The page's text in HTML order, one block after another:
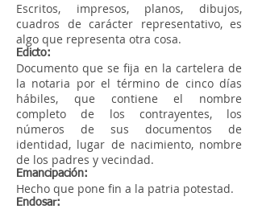
Escritos, impresos, planos, dibujos,
cuadros de carácter representativo, es
algo que representa otra cosa.
Edicto:
Documento que se fija en la cartelera de
la notaria por el término de cinco días
hábiles, que contiene el nombre
completo de los contrayentes, los
números de sus documentos de
identidad, lugar de nacimiento, nombre
de los padres y vecindad.
Emancipación:
Hecho que pone fin a la patria potestad.
Endosar: